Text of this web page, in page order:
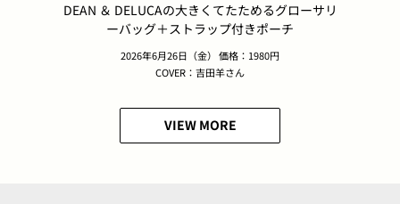
DEAN ＆ DELUCAの大きくてたためるグローサリ
ーバッグ＋ストラップ付きポーチ
2026年6月26日（金） 価格：1980円
COVER：吉田羊さん
VIEW MORE